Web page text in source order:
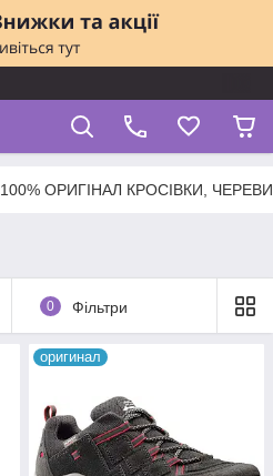
100% ОРИГІНАЛ КРОСІВКИ,
0 Фільтри
оригинал